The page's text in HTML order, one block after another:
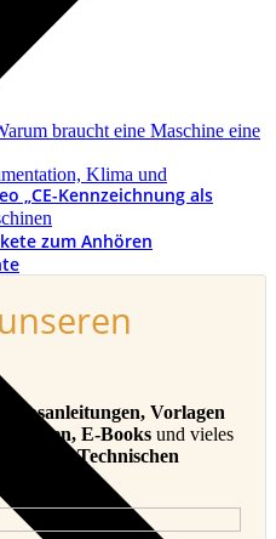
„CE-Kennzeichnung als
zum Anhören
braucht eine Maschine eine
Klima und
Vorlagen
E-Books und vieles
in derTechnischen